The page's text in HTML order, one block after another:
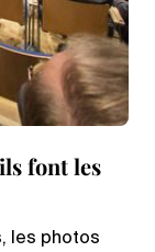
font les
les photos